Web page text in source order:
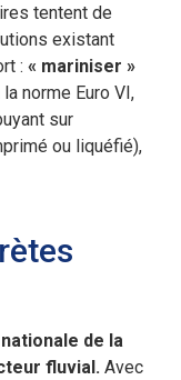
tentent de
existant
: « mariniser »
norme Euro VI,
sur
ou liquéfié),
de la
fluvial. Avec